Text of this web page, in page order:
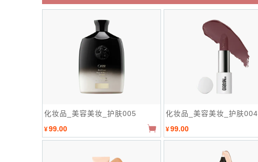
化妆品_美容美妆_护肤005
¥99.00
化妆品_美容美妆_护肤004
¥99.00